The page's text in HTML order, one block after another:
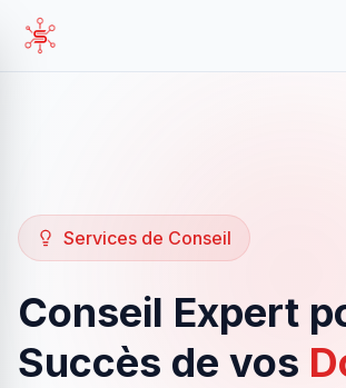
Services de Conseil
Conseil Expert
Succès de vos